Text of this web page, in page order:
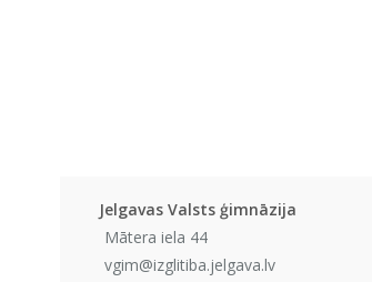
Jelgavas Valsts ģimnāzija
Mātera iela 44
vgim@izglitiba.jelgava.lv